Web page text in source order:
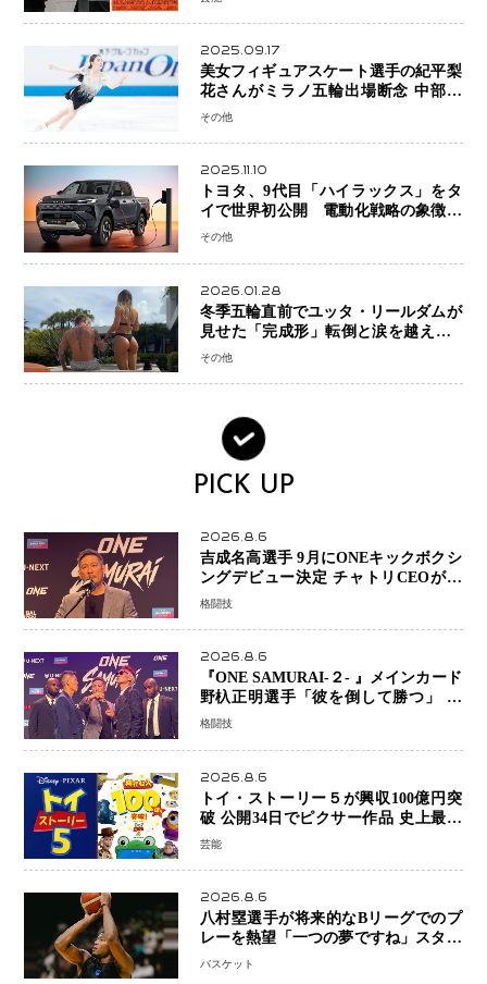
2025.09.17
美女フィギュアスケート選手の紀平梨
花さんがミラノ五輪出場断念 中部選
手権欠場を発表「安全最優先の判断」
その他
2025.11.10
トヨタ、9代目「ハイラックス」をタ
イで世界初公開 電動化戦略の象徴と
なるBEVモデルを初設定
その他
2026.01.28
冬季五輪直前でユッタ・リールダムが
見せた「完成形」転倒と涙を越えて─
ミラノで金を狙うオランダ女王の現在
その他
PICK UP
2026.8.6
吉成名高選手 9月にONEキックボクシ
ングデビュー決定 チャトリCEOがサ
プライズ発表 2カ月連続参戦へ
格闘技
2026.8.6
『ONE SAMURAI-２- 』メインカード
野杁正明選手「彼を倒して勝つ」 リ
ウ・メンヤンとの因縁に決着へ 再起
初戦
格闘技
2026.8.6
トイ・ストーリー５が興収100億円突
破 公開34日でピクサー作品 史上最速
日本歴代シリーズ最高更新も目前
芸能
2026.8.6
八村塁選手が将来的なBリーグでのプ
レーを熱望「一つの夢ですね」スター
帰還がリーグ価値を押し上げる可能性
バスケット